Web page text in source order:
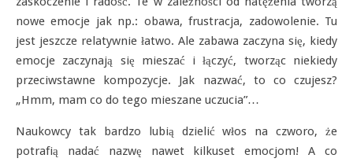
nowe emocje jak np.: obawa, frustracja, zadowolenie. Tu
jest jeszcze relatywnie łatwo. Ale zabawa zaczyna się, kiedy
emocje zaczynają się mieszać i łączyć, tworząc niekiedy
przeciwstawne kompozycje. Jak nazwać, to co czujesz?
„Hmm, mam co do tego mieszane uczucia”…
Naukowcy tak bardzo lubią dzielić włos na czworo, że
potrafią nadać nazwę nawet kilkuset emocjom! A co